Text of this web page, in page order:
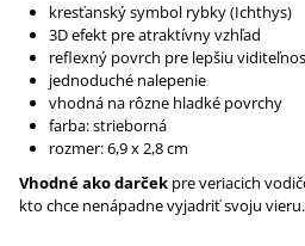
kresťanský symbol rybky (Ichthys)
3D efekt pre atraktívny vzhľad
reflexný povrch pre lepšiu
jednoduché nalepenie
vhodná na rôzne hladké povrchy
farba: strieborná
rozmer: 6,9 x 2,8 cm
Vhodné ako darček pre veriacich
kto chce nenápadne vyjadriť svoju vieru.